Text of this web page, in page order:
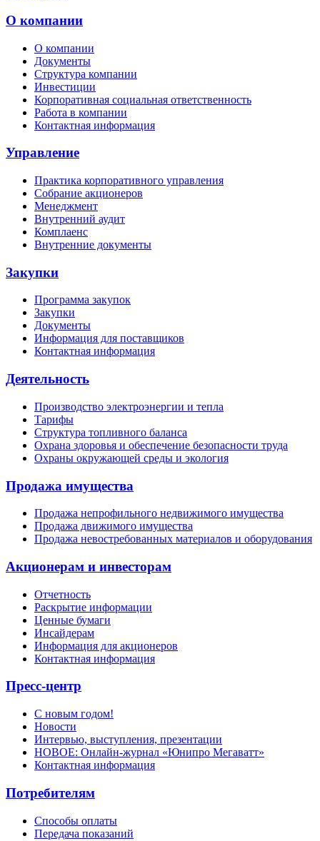
О компании
О компании
Документы
Структура компании
Инвестиции
Корпоративная социальная ответственность
Работа в компании
Контактная информация
Управление
Практика корпоративного управления
Собрание акционеров
Менеджмент
Внутренний аудит
Комплаенс
Внутренние документы
Закупки
Программа закупок
Закупки
Документы
Информация для поставщиков
Контактная информация
Деятельность
Производство электроэнергии и тепла
Тарифы
Структура топливного баланса
Охрана здоровья и обеспечение безопасности труда
Охраны окружающей среды и экология
Продажа имущества
Продажа непрофильного недвижимого имущества
Продажа движимого имущества
Продажа невостребованных материалов и оборудования
Акционерам и инвесторам
Отчетность
Раскрытие информации
Ценные бумаги
Инсайдерам
Информация для акционеров
Контактная информация
Пресс-центр
С новым годом!
Новости
Интервью, выступления, презентации
НОВОЕ: Онлайн-журнал «Юнипро Мегаватт»
Контактная информация
Потребителям
Способы оплаты
Передача показаний